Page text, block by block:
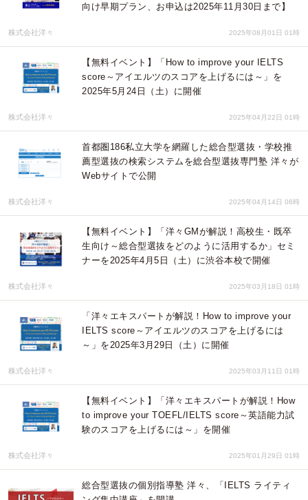
向け早期プラン、お申込は2025年11月30日まで】
株式会社洋々 2025年08月01日 01時
【無料イベント】「How to improve your IELTS
score～アイエルツのスコアを上げるには～」を
2025年5月24日（土）に開催
株式会社洋々 2025年04月22日 01時
首都圏186私立大学を網羅した総合型選抜・学校推
薦型選抜の検索システムを総合型選抜専門塾 洋々が
Webサイトで公開
株式会社洋々 2025年04月14日 06時
【無料イベント】「洋々GMが解説！高校生・既卒
生向け～総合型選抜をどのように活用するか」セミ
ナーを2025年4月5日（土）に渋谷本校で開催
株式会社洋々 2025年03月18日 01時
「洋々エキスパートが解説！How to improve your
IELTS score～アイエルツのスコアを上げるには
～」を2025年3月29日（土）に開催
株式会社洋々 2025年03月11日 01時
【無料イベント】「洋々エキスパートが解説！How
to improve your TOEFL/IELTS score～英語能力試
験のスコアを上げるには～」を開催
株式会社洋々 2025年01月29日 01時
総合型選抜の個別指導塾 洋々、「IELTS ライティ